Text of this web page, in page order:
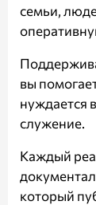
семьи,
вы
нуждается
служение.
Каждый
который